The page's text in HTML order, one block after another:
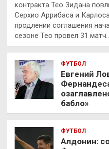
контракта Тео Зидана
Серхио Аррибаса и
продлении соглашения
сезоне Тео провел 31
ФУТБОЛ
Евгений
бабло»
ФУТБОЛ
Алдонин: